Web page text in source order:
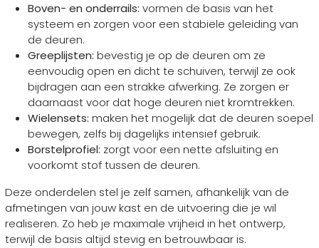
Boven- en onderrails: vormen de basis van het
systeem en zorgen voor een stabiele geleiding van
de deuren.
Greeplijsten: bevestig je op de deuren om ze
eenvoudig open en dicht te schuiven, terwijl ze ook
bijdragen aan een strakke afwerking. Ze zorgen er
daarnaast voor dat hoge deuren niet kromtrekken.
Wielensets: maken het mogelijk dat de deuren soepel
bewegen, zelfs bij dagelijks intensief gebruik.
Borstelprofiel: zorgt voor een nette afsluiting en
voorkomt stof tussen de deuren.
Deze onderdelen stel je zelf samen, afhankelijk van de
afmetingen van jouw kast en de uitvoering die je wil
realiseren. Zo heb je maximale vrijheid in het ontwerp,
terwijl de basis altijd stevig en betrouwbaar is.